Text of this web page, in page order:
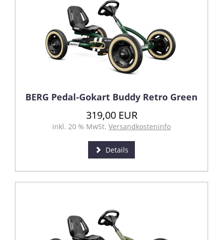
BERG Pedal-Gokart Buddy Retro Green
319,00 EUR
inkl. 20 % MwSt. Versandkosteninfo
Details